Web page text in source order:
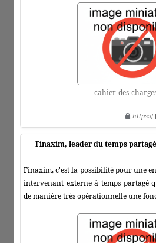
cahier-des-
https://
Finaxim, leader du temps
Finaxim, c'est la possibilité pour une
intervenant externe à temps partagé
de manière très opérationnelle une